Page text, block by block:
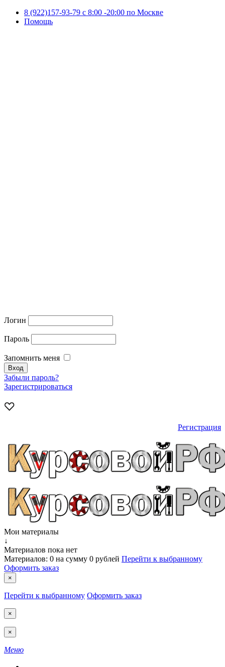
8 (922)157-93-79 c 8:00 -20:00 по Москве
Помощь
Логин
Пароль
Запомнить меня
Забыли пароль?
Зарегистрироваться
Регистрация
Мои материалы
↓
Материалов пока нет
Материалов: 0 на сумму 0 рублей Перейти к выбранному
Оформить заказ
×
Перейти к выбранному Оформить заказ
×
×
Меню